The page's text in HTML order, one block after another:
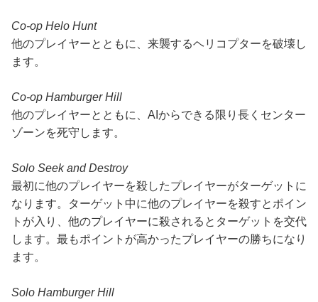
Co-op Helo Hunt
他のプレイヤーとともに、来襲するヘリコプターを破壊し
ます。
Co-op Hamburger Hill
他のプレイヤーとともに、AIからできる限り長くセンター
ゾーンを死守します。
Solo Seek and Destroy
最初に他のプレイヤーを殺したプレイヤーがターゲットに
なります。ターゲット中に他のプレイヤーを殺すとポイン
トが入り、他のプレイヤーに殺されるとターゲットを交代
します。最もポイントが高かったプレイヤーの勝ちになり
ます。
Solo Hamburger Hill